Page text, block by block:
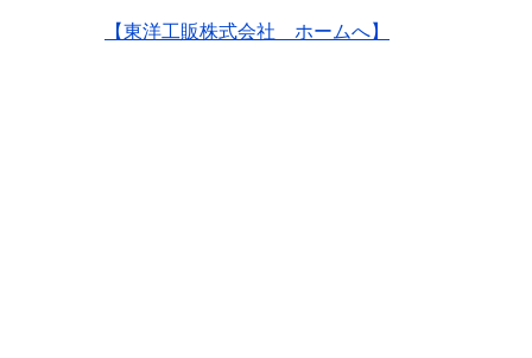
【東洋工販株式会社 ホームへ】